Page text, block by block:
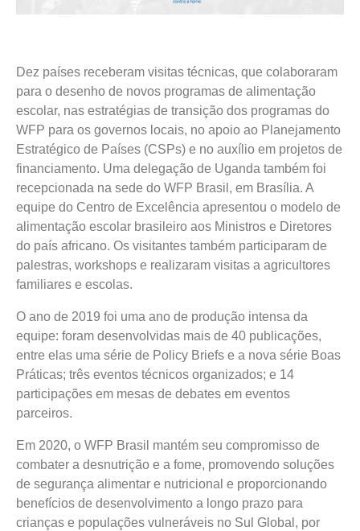
Dez países receberam visitas técnicas, que colaboraram
para o desenho de novos programas de alimentação
escolar, nas estratégias de transição dos programas do
WFP para os governos locais, no apoio ao Planejamento
Estratégico de Países (CSPs) e no auxílio em projetos de
financiamento. Uma delegação de Uganda também foi
recepcionada na sede do WFP Brasil, em Brasília. A
equipe do Centro de Excelência apresentou o modelo de
alimentação escolar brasileiro aos Ministros e Diretores
do país africano. Os visitantes também participaram de
palestras, workshops e realizaram visitas a agricultores
familiares e escolas.
O ano de 2019 foi uma ano de produção intensa da
equipe: foram desenvolvidas mais de 40 publicações,
entre elas uma série de Policy Briefs e a nova série Boas
Práticas; três eventos técnicos organizados; e 14
participações em mesas de debates em eventos
parceiros.
Em 2020, o WFP Brasil mantém seu compromisso de
combater a desnutrição e a fome, promovendo soluções
de segurança alimentar e nutricional e proporcionando
benefícios de desenvolvimento a longo prazo para
crianças e populações vulneráveis no Sul Global, por